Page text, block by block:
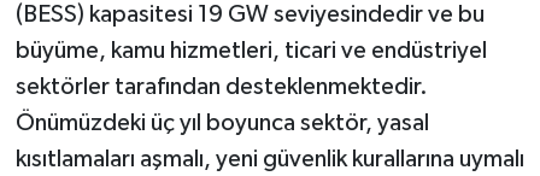
(BESS) kapasitesi 19 GW seviyesindedir ve bu
büyüme, kamu hizmetleri, ticari ve endüstriyel
sektörler tarafından desteklenmektedir.
Önümüzdeki üç yıl boyunca sektör, yasal
kısıtlamaları aşmalı, yeni güvenlik kurallarına uymalı